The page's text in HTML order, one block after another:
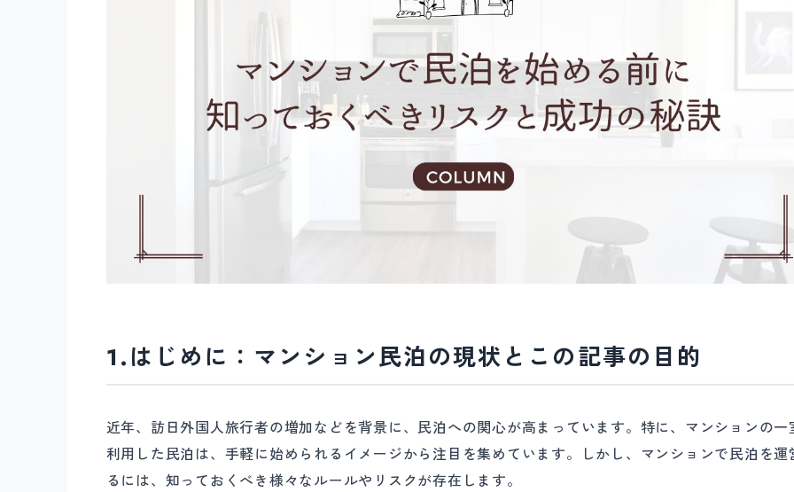
1.はじめに：マンション民泊の現状とこの記事の目的
近年、訪日外国人旅行者の増加などを背景に、民泊への関心が高まっています。特に、マンションの一
利用した民泊は、手軽に始められるイメージから注目を集めています。しかし、マンションで民泊を運
るには、知っておくべき様々なルールやリスクが存在します。